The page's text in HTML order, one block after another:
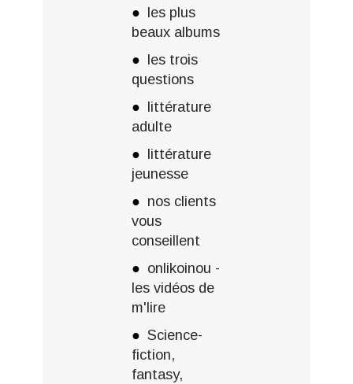
les plus
beaux albums
les trois
questions
littérature
adulte
littérature
jeunesse
nos clients
vous
conseillent
onlikoinou -
les vidéos de
m'lire
Science-
fiction,
fantasy,